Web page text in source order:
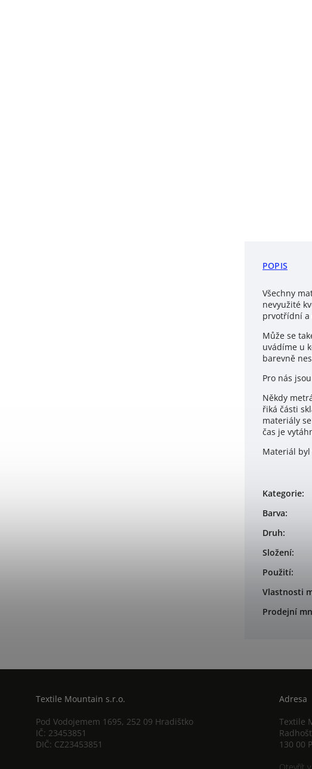
POPIS
Všechny
nevyužité
prvotřídní a
Může se
uvádíme u
barevně
Pro nás
Někdy
řiká části
materiály
čas je
Materiál byl
Kategorie:
Barva:
Druh:
Složení:
Použití:
Vlastnosti
Prodejní
Textile Mountain s.r.o.
Pod Vodojemem 1695, 252 09 Hradištko
IČ: 23453851
DIČ: CZ23453851
Adresa
Textile
130 00